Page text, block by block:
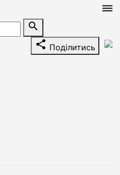
dehaze
search
share Поділитись